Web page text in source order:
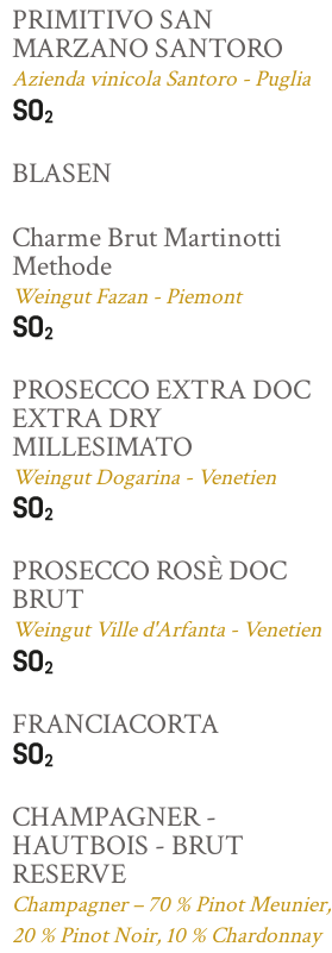
PRIMITIVO SAN
MARZANO SANTORO
Azienda vinicola Santoro - Puglia
BLASEN
Charme Brut Martinotti
Methode
Weingut Fazan - Piemont
PROSECCO EXTRA DOC
EXTRA DRY
MILLESIMATO
Weingut Dogarina - Venetien
PROSECCO ROSÈ DOC
BRUT
Weingut Ville d'Arfanta - Venetien
FRANCIACORTA
CHAMPAGNER -
HAUTBOIS - BRUT
RESERVE
Champagner – 70 % Pinot Meunier,
20 % Pinot Noir, 10 % Chardonnay